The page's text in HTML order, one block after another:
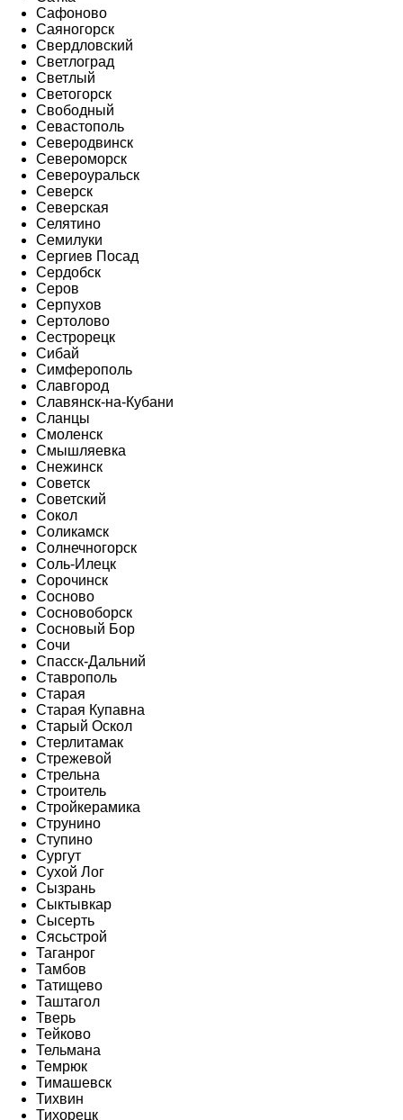
Сафоново
Саяногорск
Свердловский
Светлоград
Светлый
Светогорск
Свободный
Севастополь
Северодвинск
Североморск
Североуральск
Северск
Северская
Селятино
Семилуки
Сергиев Посад
Сердобск
Серов
Серпухов
Сертолово
Сестрорецк
Сибай
Симферополь
Славгород
Славянск-на-Кубани
Сланцы
Смоленск
Смышляевка
Снежинск
Советск
Советский
Сокол
Соликамск
Солнечногорск
Соль-Илецк
Сорочинск
Сосново
Сосновоборск
Сосновый Бор
Сочи
Спасск-Дальний
Ставрополь
Старая
Старая Купавна
Старый Оскол
Стерлитамак
Стрежевой
Стрельна
Строитель
Стройкерамика
Струнино
Ступино
Сургут
Сухой Лог
Сызрань
Сыктывкар
Сысерть
Сясьстрой
Таганрог
Тамбов
Татищево
Таштагол
Тверь
Тейково
Тельмана
Темрюк
Тимашевск
Тихвин
Тихорецк